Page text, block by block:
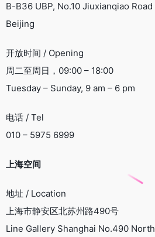
B-B36 UBP, No.10 Jiuxianqiao
Beijing
开放时间 / Opening
周二至周日，09:00 – 18:00
Tuesday – Sunday, 9 am – 6 pm
电话 / Tel
010 – 5975 6999
上海空间
地址 / Location
上海市静安区北苏州路490号
Line Gallery Shanghai No.490